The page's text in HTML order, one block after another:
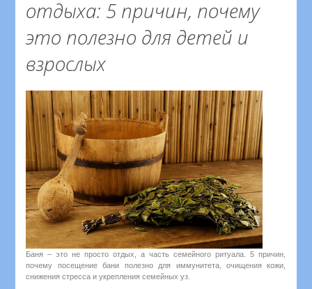
отдыха: 5 причин, почему
это полезно для детей и
взрослых
Баня – это не просто отдых, а часть семейного ритуала. 5 причин,
почему посещение бани полезно для иммунитета, очищения кожи,
снижения стресса и укрепления семейных уз.